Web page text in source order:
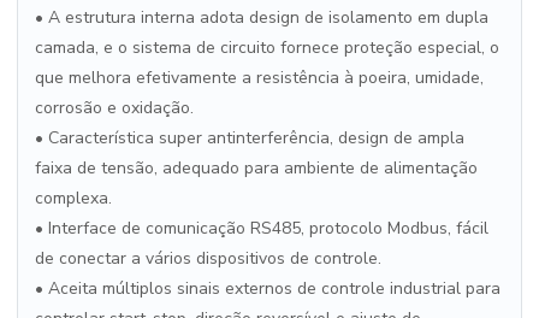
• A estrutura interna adota design de isolamento em dupla
camada, e o sistema de circuito fornece proteção especial, o
que melhora efetivamente a resistência à poeira, umidade,
corrosão e oxidação.
• Característica super antinterferência, design de ampla
faixa de tensão, adequado para ambiente de alimentação
complexa.
• Interface de comunicação RS485, protocolo Modbus, fácil
de conectar a vários dispositivos de controle.
• Aceita múltiplos sinais externos de controle industrial para